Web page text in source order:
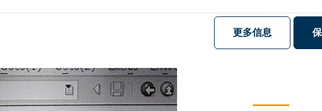
更多信息
注册 登录